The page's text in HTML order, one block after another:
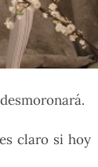
claro si hoy